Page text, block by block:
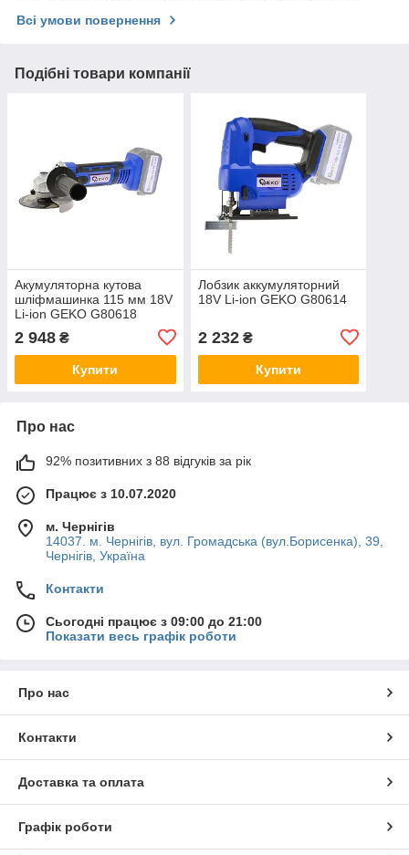
Всі умови повернення
Подібні товари компанії
Акумуляторна кутова
шліфмашинка 115 мм 18V
Li-ion GEKO G80618
2 948 ₴
Купити
Лобзик аккумуляторний
18V Li-ion GEKO G80614
2 232₴
Купити
Про нас
92% позитивних з 88 відгуків за рік
Працює з 10.07.2020
м. Чернігів
14037. м. Чернігів, вул. Громадська (вул.Борисенка), 39,
Чернігів, Україна
Контакти
Сьогодні працює з 09:00 до 21:00
Показати весь графік роботи
Про нас
Контакти
Доставка та оплата
Графік роботи